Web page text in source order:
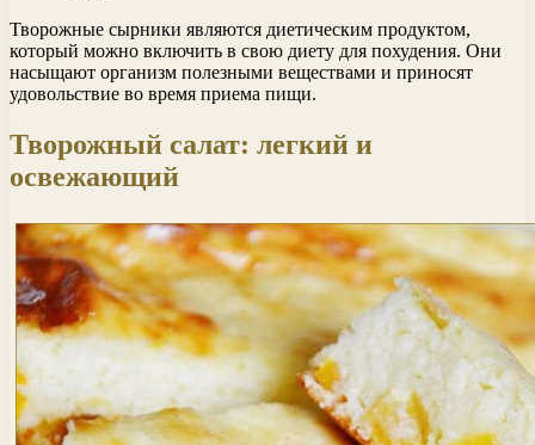
Творожные сырники являются диетическим продуктом,
который можно включить в свою диету для похудения. Они
насыщают организм полезными веществами и приносят
удовольствие во время приема пищи.
Творожный салат: легкий и
освежающий